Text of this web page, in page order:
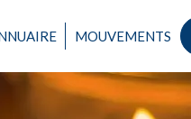
MOUVEMENTS